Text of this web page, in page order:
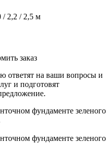
/ 2,2 / 2,5 м
заказ
ответят на ваши вопросы и
и подготовят